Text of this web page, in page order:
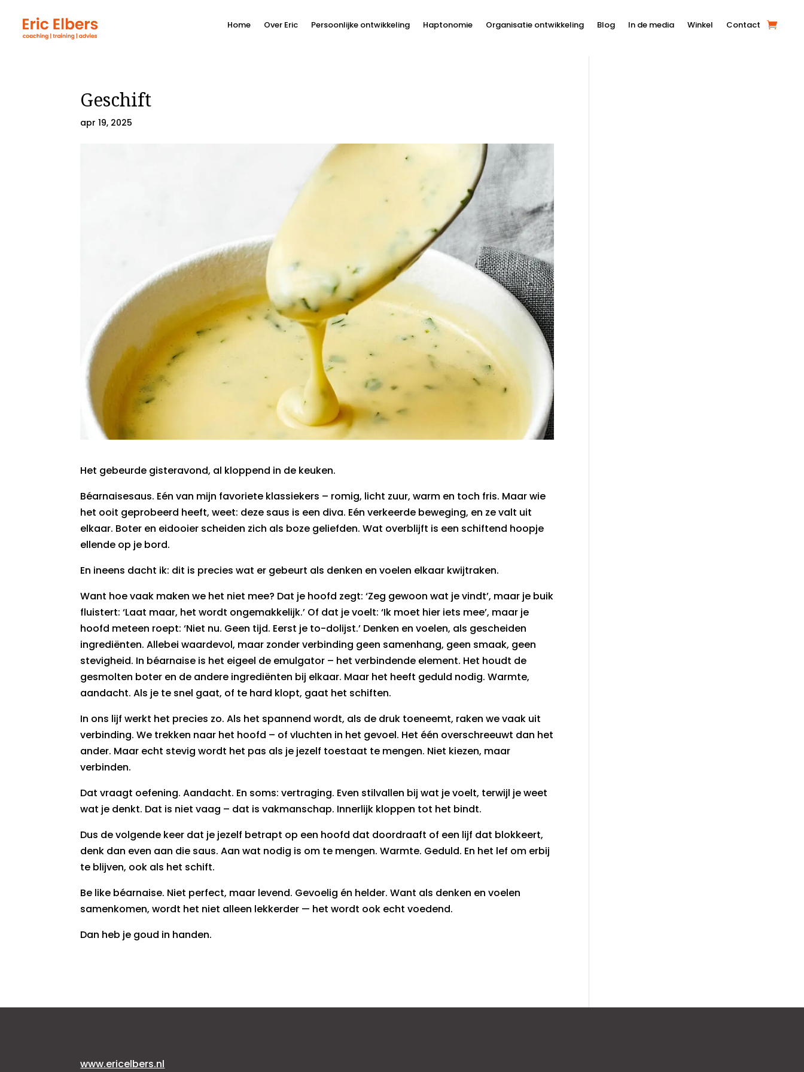
Home Over Eric Persoonlijke ontwikkeling Haptonomie Organisatie ontwikkeling Blog In de media Winkel Contact
Geschift
apr 19, 2025
Het gebeurde gisteravond, al kloppend in de keuken.
Béarnaisesaus. Eén van mijn favoriete klassiekers – romig, licht zuur, warm en toch fris. Maar wie
het ooit geprobeerd heeft, weet: deze saus is een diva. Eén verkeerde beweging, en ze valt uit
elkaar. Boter en eidooier scheiden zich als boze geliefden. Wat overblijft is een schiftend hoopje
ellende op je bord.
En ineens dacht ik: dit is precies wat er gebeurt als denken en voelen elkaar kwijtraken.
Want hoe vaak maken we het niet mee? Dat je hoofd zegt: ‘Zeg gewoon wat je vindt’, maar je buik
fluistert: ‘Laat maar, het wordt ongemakkelijk.’ Of dat je voelt: ‘Ik moet hier iets mee’, maar je
hoofd meteen roept: ‘Niet nu. Geen tijd. Eerst je to-dolijst.’ Denken en voelen, als gescheiden
ingrediënten. Allebei waardevol, maar zonder verbinding geen samenhang, geen smaak, geen
stevigheid. In béarnaise is het eigeel de emulgator – het verbindende element. Het houdt de
gesmolten boter en de andere ingrediënten bij elkaar. Maar het heeft geduld nodig. Warmte,
aandacht. Als je te snel gaat, of te hard klopt, gaat het schiften.
In ons lijf werkt het precies zo. Als het spannend wordt, als de druk toeneemt, raken we vaak uit
verbinding. We trekken naar het hoofd – of vluchten in het gevoel. Het één overschreeuwt dan het
ander. Maar echt stevig wordt het pas als je jezelf toestaat te mengen. Niet kiezen, maar
verbinden.
Dat vraagt oefening. Aandacht. En soms: vertraging. Even stilvallen bij wat je voelt, terwijl je weet
wat je denkt. Dat is niet vaag – dat is vakmanschap. Innerlijk kloppen tot het bindt.
Dus de volgende keer dat je jezelf betrapt op een hoofd dat doordraaft of een lijf dat blokkeert,
denk dan even aan die saus. Aan wat nodig is om te mengen. Warmte. Geduld. En het lef om erbij
te blijven, ook als het schift.
Be like béarnaise. Niet perfect, maar levend. Gevoelig én helder. Want als denken en voelen
samenkomen, wordt het niet alleen lekkerder — het wordt ook echt voedend.
Dan heb je goud in handen.
www.ericelbers.nl